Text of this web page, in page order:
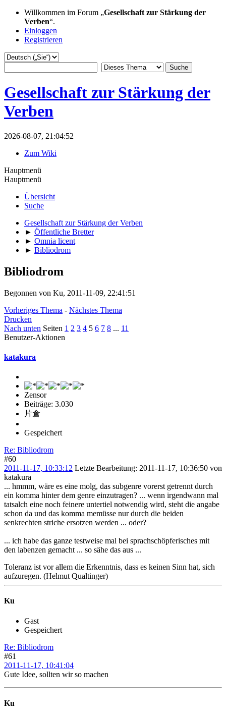
Willkommen im Forum „Gesellschaft zur Stärkung der
Verben“.
Einloggen
Registrieren
Gesellschaft zur Stärkung der
Verben
2026-08-07, 21:04:52
Zum Wiki
Hauptmenü
Hauptmenü
Übersicht
Suche
Gesellschaft zur Stärkung der Verben
► Öffentliche Bretter
► Omnia licent
► Bibliodrom
Bibliodrom
Begonnen von Ku, 2011-11-09, 22:41:51
Vorheriges Thema - Nächstes Thema
Drucken
Nach unten Seiten 1 2 3 4 5 6 7 8 ... 11
Benutzer-Aktionen
katakura
Zensor
Beiträge: 3.030
片倉
Gespeichert
Re: Bibliodrom
#60
2011-11-17, 10:33:12 Letzte Bearbeitung: 2011-11-17, 10:36:50 von
katakura
... hmmm, wäre es eine molg, das subgenre vorerst getrennt durch
ein komma hinter dem genre einzutragen? ... wenn irgendwann mal
tatsalch eine noch feinere untertiel notwendig wird, steht die angabe
schon da und das komma memüsse nur durch die beiden
senkrechten striche ersotzen werden ... oder?
... ich habe das ganze testweise mal bei sprachschöpferisches mit
den labenzen gemacht ... so sähe das aus ...
Toleranz ist vor allem die Erkenntnis, dass es keinen Sinn hat, sich
aufzuregen. (Helmut Qualtinger)
Ku
Gast
Gespeichert
Re: Bibliodrom
#61
2011-11-17, 10:41:04
Gute Idee, sollten wir so machen
Ku